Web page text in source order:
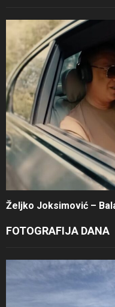
Željko Joksimović –
FOTOGRAFIJA DANA